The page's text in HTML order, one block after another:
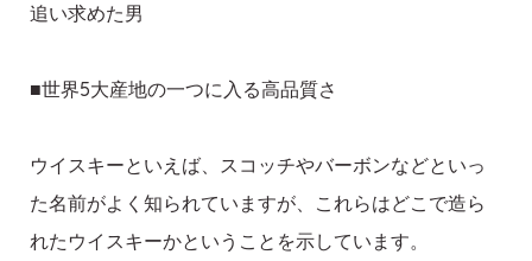
追い求めた男
■世界5大産地の一つに入る高品質さ
ウイスキーといえば、スコッチやバーボンなどといっ
た名前がよく知られていますが、これらはどこで造ら
れたウイスキーかということを示しています。